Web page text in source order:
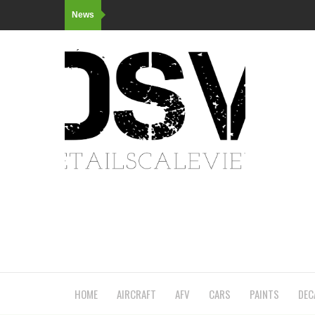
News
HOME AIRCRAFT AFV CARS PAINTS